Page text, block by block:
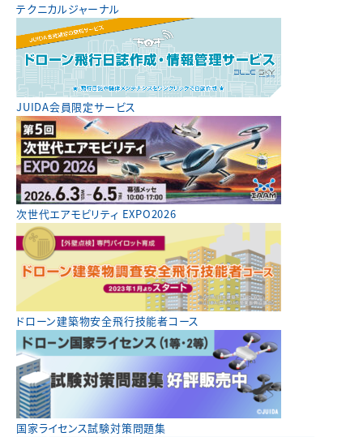
テクニカルジャーナル
JUIDA会員限定サービス
次世代エアモビリティ EXPO2026
ドローン建築物安全飛行技能者コース
国家ライセンス試験対策問題集